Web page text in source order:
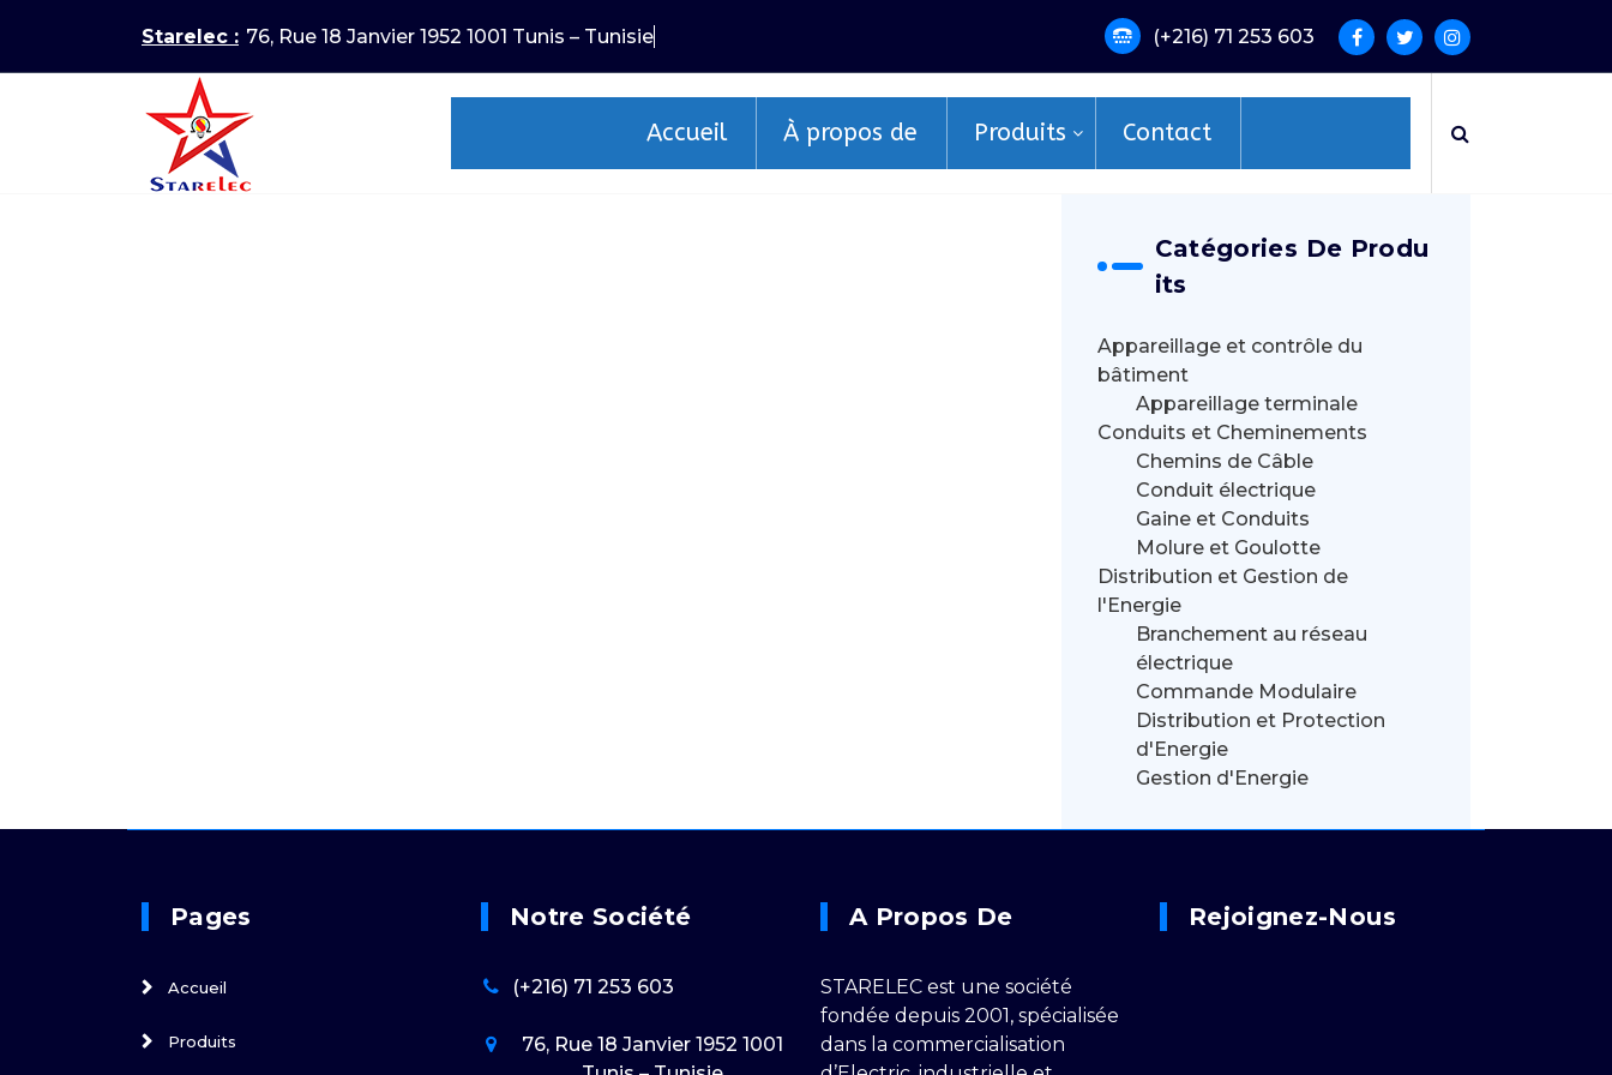
contenu
Starelec : 76, Rue 18 Janvier 1952 1001 Tunis – Tunisie (+216) 71 253 603
Accueil À propos de Produits Contact
Catégories De Produ
Its
Appareillage et contrôle du
bâtiment
Appareillage terminale
Conduits et Cheminements
Chemins de Câble
Conduit électrique
Gaine et Conduits
Molure et Goulotte
Distribution et Gestion de
l'Energie
Branchement au réseau
électrique
Commande Modulaire
Distribution et Protection
d'Energie
Gestion d'Energie
Pages
Accueil
Produits
Notre Société
(+216) 71 253 603
76, Rue 18 Janvier 1952 1001
A Propos De
STARELEC est une société
fondée depuis 2001, spécialisée
dans la commercialisation
Rejoignez-Nous